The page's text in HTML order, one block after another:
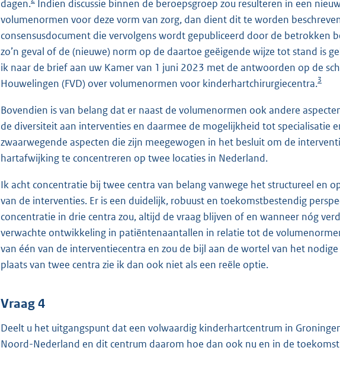
dagen. Indien discussie binnen de beroepsgroep zou resulteren in een
volumenormen voor deze vorm van zorg, dan dient dit te worden
consensusdocument die vervolgens wordt gepubliceerd door de betrokken
zo’n geval of de (nieuwe) norm op de daartoe geëigende wijze tot stand is
ik naar de brief aan uw Kamer van 1 juni 2023 met de antwoorden op de
Houwelingen (FVD) over volumenormen voor kinderhartchirurgiecentra.3
Bovendien is van belang dat er naast de volumenormen ook andere
de diversiteit aan interventies en daarmee de mogelijkheid tot specialisatie
zwaarwegende aspecten die zijn meegewogen in het besluit om de
hartafwijking te concentreren op twee locaties in Nederland.
Ik acht concentratie bij twee centra van belang vanwege het structureel en
van de interventies. Er is een duidelijk, robuust en toekomstbestendig
concentratie in drie centra zou, altijd de vraag blijven of en wanneer nóg
verwachte ontwikkeling in patiëntenaantallen in relatie tot de
van één van de interventiecentra en zou de bijl aan de wortel van het
plaats van twee centra zie ik dan ook niet als een reële optie.
Vraag 4
Deelt u het uitgangspunt dat een volwaardig kinderhartcentrum in
Noord-Nederland en dit centrum daarom hoe dan ook nu en in de